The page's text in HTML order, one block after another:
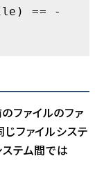
== -
ファイルのファ
ファイルシステ
テム間では